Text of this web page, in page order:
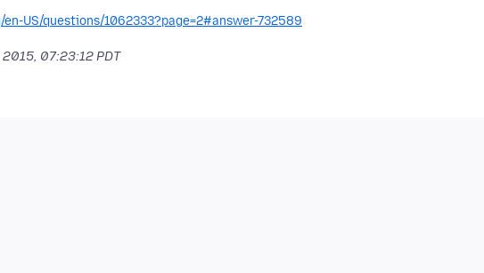
US/questions/1062333?page=2#answer-732589
07:23:12 PDT